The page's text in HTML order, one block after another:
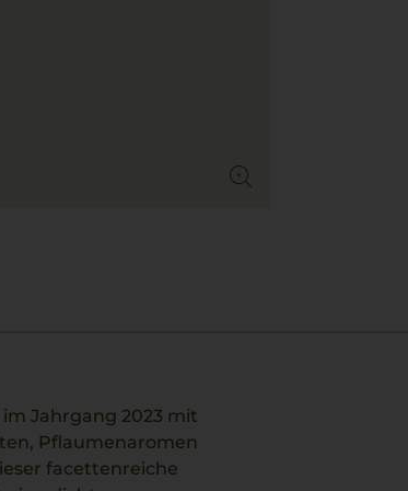
Jahrgang 2023 mit
Pflaumenaromen
facettenreiche